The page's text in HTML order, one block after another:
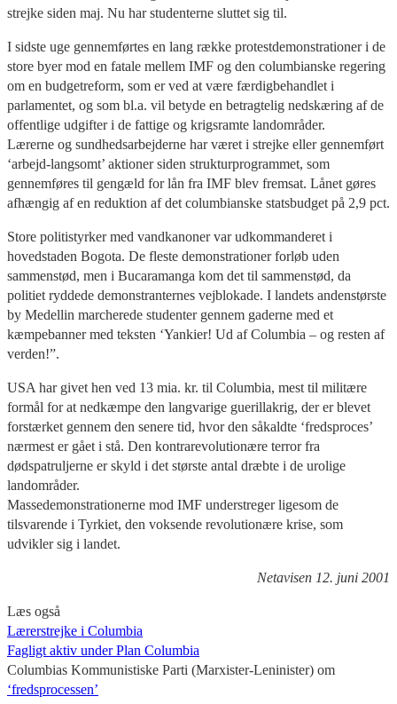
strejke siden maj. Nu har studenterne sluttet sig til.
I sidste uge gennemførtes en lang række protestdemonstrationer i de
store byer mod en fatale mellem IMF og den columbianske regering
om en budgetreform, som er ved at være færdigbehandlet i
parlamentet, og som bl.a. vil betyde en betragtelig nedskæring af de
offentlige udgifter i de fattige og krigsramte landområder.
Lærerne og sundhedsarbejderne har været i strejke eller gennemført
‘arbejd-langsomt’ aktioner siden strukturprogrammet, som
gennemføres til gengæld for lån fra IMF blev fremsat. Lånet gøres
afhængig af en reduktion af det columbianske statsbudget på 2,9 pct.
Store politistyrker med vandkanoner var udkommanderet i
hovedstaden Bogota. De fleste demonstrationer forløb uden
sammenstød, men i Bucaramanga kom det til sammenstød, da
politiet ryddede demonstranternes vejblokade. I landets andenstørste
by Medellin marcherede studenter gennem gaderne med et
kæmpebanner med teksten ‘Yankier! Ud af Columbia – og resten af
verden!”.
USA har givet hen ved 13 mia. kr. til Columbia, mest til militære
formål for at nedkæmpe den langvarige guerillakrig, der er blevet
forstærket gennem den senere tid, hvor den såkaldte ‘fredsproces’
nærmest er gået i stå. Den kontrarevolutionære terror fra
dødspatruljerne er skyld i det største antal dræbte i de urolige
landområder.
Massedemonstrationerne mod IMF understreger ligesom de
tilsvarende i Tyrkiet, den voksende revolutionære krise, som
udvikler sig i landet.
Netavisen 12. juni 2001
Læs også
Lærerstrejke i Columbia
Fagligt aktiv under Plan Columbia
Columbias Kommunistiske Parti (Marxister-Leninister) om
‘fredsprocessen’